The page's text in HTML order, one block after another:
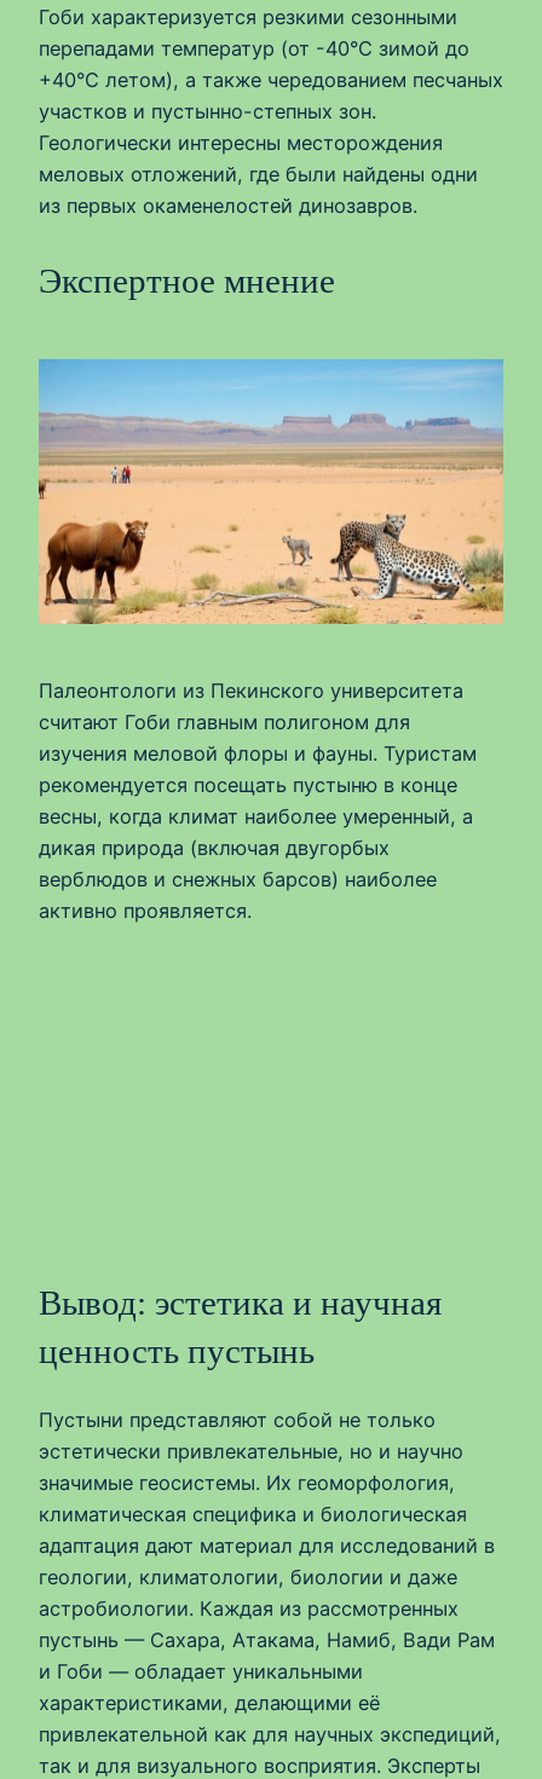
Гоби характеризуется резкими сезонными
перепадами температур (от -40°C зимой до
+40°C летом), а также чередованием песчаных
участков и пустынно-степных зон.
Геологически интересны месторождения
меловых отложений, где были найдены одни
из первых окаменелостей динозавров.
Экспертное мнение
Палеонтологи из Пекинского университета
считают Гоби главным полигоном для
изучения меловой флоры и фауны. Туристам
рекомендуется посещать пустыню в конце
весны, когда климат наиболее умеренный, а
дикая природа (включая двугорбых
верблюдов и снежных барсов) наиболее
активно проявляется.
Вывод: эстетика и научная
ценность пустынь
Пустыни представляют собой не только
эстетически привлекательные, но и научно
значимые геосистемы. Их геоморфология,
климатическая специфика и биологическая
адаптация дают материал для исследований в
геологии, климатологии, биологии и даже
астробиологии. Каждая из рассмотренных
пустынь — Сахара, Атакама, Намиб, Вади Рам
и Гоби — обладает уникальными
характеристиками, делающими её
привлекательной как для научных экспедиций,
так и для визуального восприятия. Эксперты